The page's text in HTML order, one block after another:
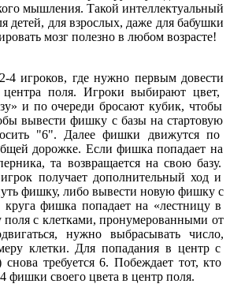
мышления. Такой интеллектуальный
детей, для взрослых, даже для бабушки
мозг полезно в любом возрасте!
4 игроков, гденужно первымдовести
центра поля. Игроки выбирают цвет,
и поочереди бросают кубик, чтобы
вывести фишку сбазына стартовую
"6". Далее фишки движутсяпо
дорожке. Если фишка попадает на
та возвращаетсяна своюбазу.
игрок получаетдополнительный ходи
фишку, либо вывести новую фишку с
круга фишка попадаетна «лестницув
поля с клетками, пронумерованными от
нужновыбрасыватьчисло,
клетки. Для попадания в центрс
снова требуется6. Побеждает тот, кто
4 фишки своего цвета в центр поля.